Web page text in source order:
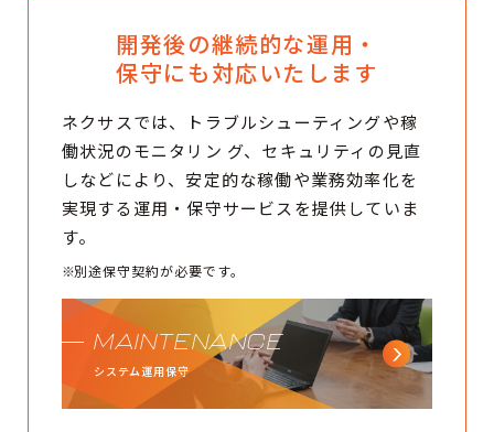
開発後の継続的な運用・
保守にも対応いたします
ネクサスでは、トラブルシューティングや稼
働状況のモニタリン グ、セキュリティの見直
しなどにより、安定的な稼働や業務効率化を
実現する運用・保守サービスを提供していま
す。
別途保守契約が必要です。
MAINTENANCE
システム運用保守